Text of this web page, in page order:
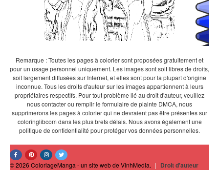
Remarque : Toutes les pages à colorier sont proposées gratuitement et
pour un usage personnel uniquement. Les images sont soit libres de droits,
soit largement diffusées sur Internet, et elles sont pour la plupart d'origine
inconnue. Tous les droits d'auteur sur les images appartiennent à leurs
propriétaires respectifs. Pour tout problème lié au droit d'auteur, veuillez
nous contacter ou remplir le formulaire de plainte DMCA, nous
supprimerons les pages à colorier qui ne devraient pas être présentes sur
coloringlibcom dans les plus brefs délais. Nous avons également une
politique de confidentialité pour protéger vos données personnelles.
© 2026 ColoriageManga - un site web de VinhMedia. | Droit d'auteur